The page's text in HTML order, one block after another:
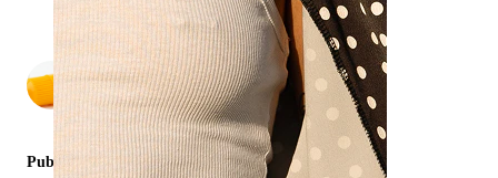
av 2
Publisert i: